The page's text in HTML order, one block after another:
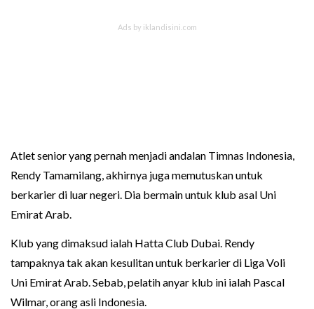
Atlet senior yang pernah menjadi andalan Timnas Indonesia,
Rendy Tamamilang, akhirnya juga memutuskan untuk
berkarier di luar negeri. Dia bermain untuk klub asal Uni
Emirat Arab.
Klub yang dimaksud ialah Hatta Club Dubai. Rendy
tampaknya tak akan kesulitan untuk berkarier di Liga Voli
Uni Emirat Arab. Sebab, pelatih anyar klub ini ialah Pascal
Wilmar, orang asli Indonesia.